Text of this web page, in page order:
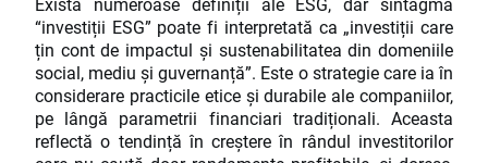
“investiții ESG” poate fi interpretată ca „investiții care
țin cont de impactul și sustenabilitatea din domeniile
social, mediu și guvernanță”. Este o strategie care ia în
considerare practicile etice și durabile ale companiilor,
pe lângă parametrii financiari tradiționali. Aceasta
reflectă o tendință în creștere în rândul investitorilor